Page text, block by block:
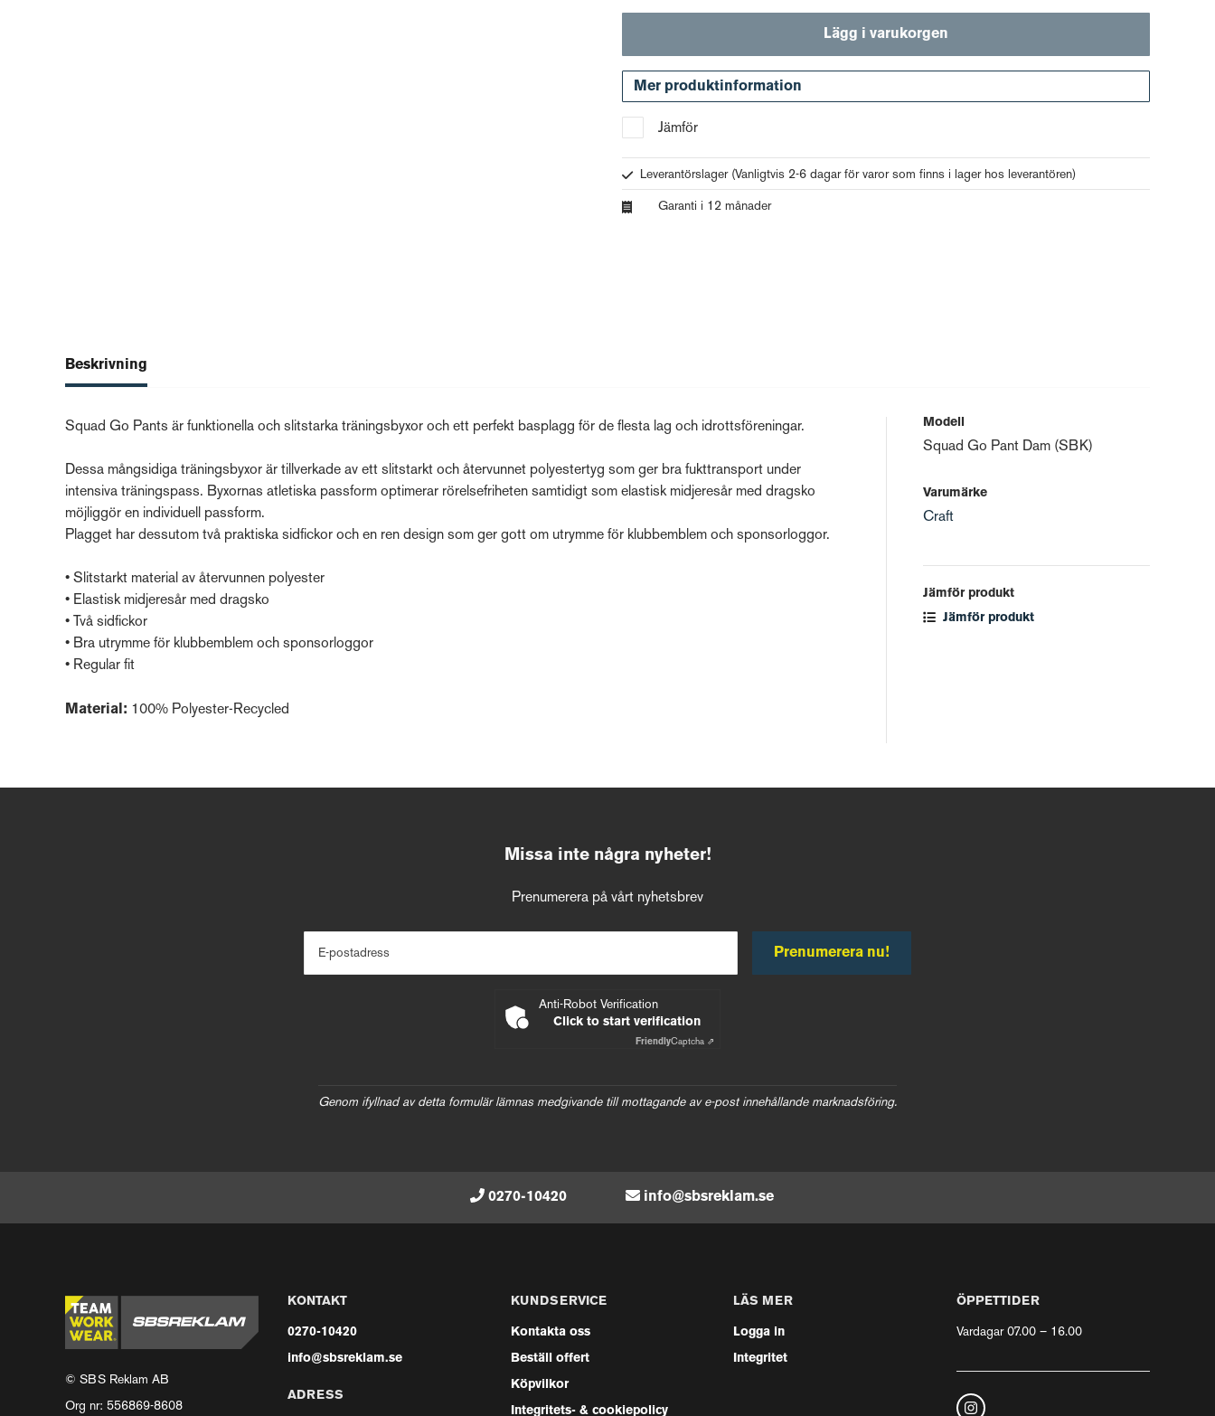
Lägg i varukorgen
Mer produktinformation
Jämför
Leverantörslager (Vanligtvis 2-6 dagar för varor som finns i lager hos leverantören)
Garanti i 12 månader
Beskrivning
Squad Go Pants är funktionella och slitstarka träningsbyxor och ett perfekt basplagg för de flesta lag och idrottsföreningar.
Dessa mångsidiga träningsbyxor är tillverkade av ett slitstarkt och återvunnet polyestertyg som ger bra fukttransport under
intensiva träningspass. Byxornas atletiska passform optimerar rörelsefriheten samtidigt som elastisk midjeresår med dragsko
möjliggör en individuell passform.
Plagget har dessutom två praktiska sidfickor och en ren design som ger gott om utrymme för klubbemblem och sponsorloggor.
• Slitstarkt material av återvunnen polyester
• Elastisk midjeresår med dragsko
• Två sidfickor
• Bra utrymme för klubbemblem och sponsorloggor
• Regular fit
Material: 100% Polyester-Recycled
Modell
Squad Go Pant Dam (SBK)
Varumärke
Craft
Jämför produkt
Jämför produkt
Missa inte några nyheter!
Prenumerera på vårt nyhetsbrev
E-postadress Prenumerera nu!
Anti-Robot Verification
Click to start verification
FriendlyCaptcha ⇗
Genom ifyllnad av detta formulär lämnas medgivande till mottagande av e-post innehållande marknadsföring.
0270-10420 info@sbsreklam.se
© SBS Reklam AB
Org nr: 556869-8608
KONTAKT
0270-10420
info@sbsreklam.se
ADRESS
KUNDSERVICE
Kontakta oss
Beställ offert
Köpvilkor
Integritets- & cookiepolicy
LÄS MER
Logga in
Integritet
ÖPPETTIDER
Vardagar 07.00 – 16.00